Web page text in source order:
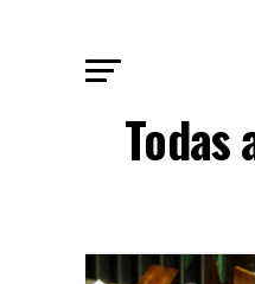
Todas